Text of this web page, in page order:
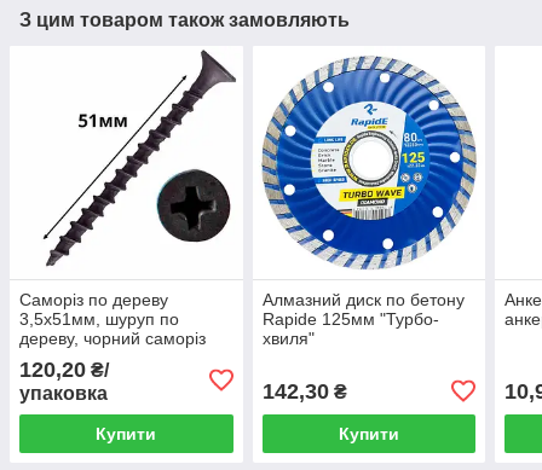
З цим товаром також замовляють
Саморіз по дереву
3,5х51мм, шуруп по
дереву, чорний саморіз
штук)
120,20 ₴/
упаковка
Купити
Алмазний диск по бетону
Rapide 125мм "Турбо-
хвиля"
142,30₴
Купити